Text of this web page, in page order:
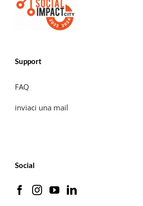
Support
FAQ
inviaci una mail
Social